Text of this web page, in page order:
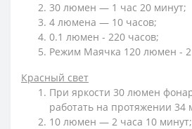
30 люмен — 1 час 20 минут;
4 люмена — 10 часов;
0.1 люмен - 220 часов;
Режим Маячка 120 люмен - 2
Красный свет
При яркости 30 люмен
работать на протяжении 34
10 люмен — 2 часа 10 минут;